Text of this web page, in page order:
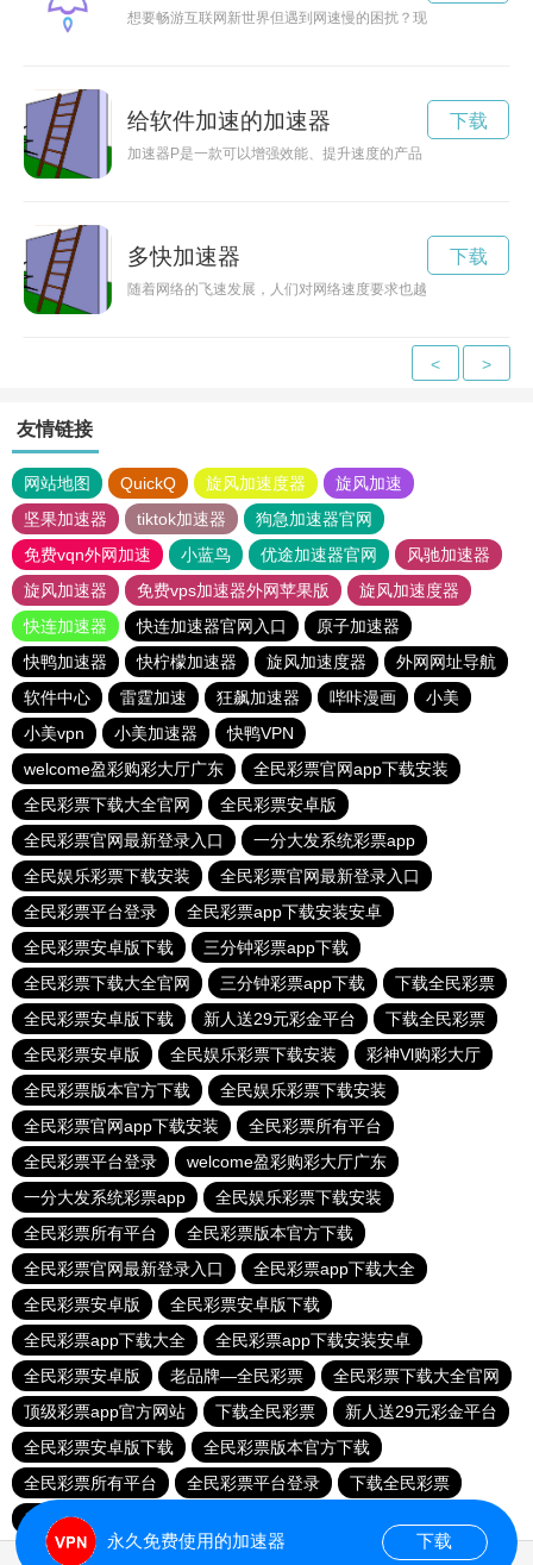
想要畅游互联网新世界但遇到网速慢的困扰？现在有免费梯子
给软件加速的加速器
加速器P是一款可以增强效能、提升速度的产品，让您的工作和
下载
多快加速器
随着网络的飞速发展，人们对网络速度要求也越来越高。多快
下载
< >
友情链接
网站地图 QuickQ 旋风加速度器
旋风加速
坚果加速器
tiktok加速器
狗急加速器官网
免费vqn外网加速
小蓝鸟 优途加速器官网
风驰加速器
旋风加速器
免费vps加速器外网苹果版
旋风加速度器
快连加速器
快连加速器官网入口
原子加速器
快鸭加速器
快柠檬加速器 旋风加速度器
外网网址导航
软件中心
雷霆加速 狂飙加速器 哔咔漫画
小美
小美vpn
小美加速器
快鸭VPN
welcome盈彩购彩大厅广东
全民彩票官网app下载安装
全民彩票下载大全官网
全民彩票安卓版
全民彩票官网最新登录入口
一分大发系统彩票app
全民娱乐彩票下载安装
全民彩票官网最新登录入口
全民彩票平台登录
全民彩票app下载安装安卓
全民彩票安卓版下载
三分钟彩票app下载
全民彩票下载大全官网
三分钟彩票app下载
下载全民彩票
全民彩票安卓版下载
新人送29元彩金平台
下载全民彩票
全民彩票安卓版
全民娱乐彩票下载安装
彩神Vl购彩大厅
全民彩票版本官方下载
全民娱乐彩票下载安装
全民彩票官网app下载安装
全民彩票所有平台
全民彩票平台登录
welcome盈彩购彩大厅广东
一分大发系统彩票app
全民娱乐彩票下载安装
全民彩票所有平台
全民彩票版本官方下载
全民彩票官网最新登录入口
全民彩票app下载大全
全民彩票安卓版
全民彩票安卓版下载
全民彩票app下载大全
全民彩票app下载安装安卓
全民彩票安卓版
老品牌—全民彩票
全民彩票下载大全官网
顶级彩票app官方网站
下载全民彩票
新人送29元彩金平台
全民彩票安卓版下载
全民彩票版本官方下载
全民彩票所有平台
全民彩票平台登录
下载全民彩票
老品牌—全民彩票
永久免费使用的加速器 下载